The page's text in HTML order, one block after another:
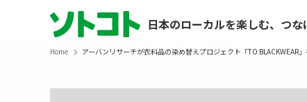
日本のローカルを楽しむ、つな
Home アーバンリサーチが衣料品の染め替えプロジェクト「TO BLACKWEAR」